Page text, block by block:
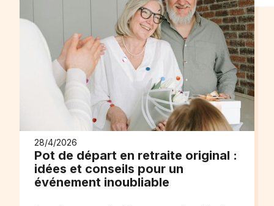
28/4/2026
Pot de départ en retraite original :
idées et conseils pour un
événement inoubliable